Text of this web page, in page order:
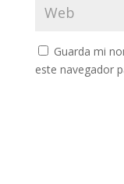
Guarda mi
este navegador